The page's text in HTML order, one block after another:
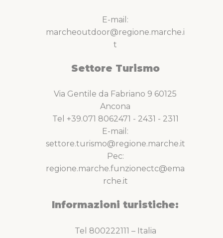
E-mail:
marcheoutdoor@regione.marche.i
t
Settore Turismo
Via Gentile da Fabriano 9 60125
Ancona
Tel +39.071 8062471 - 2431 - 2311
E-mail:
settore.turismo@regione.marche.it
Pec:
regione.marche.funzionectc@ema
rche.it
Informazioni turistiche:
Tel 800222111 – Italia